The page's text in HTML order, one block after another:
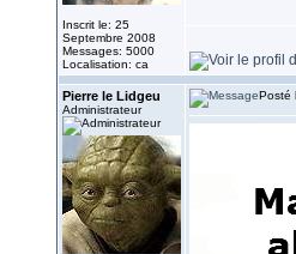
Inscrit le: 25
Septembre 2008
Messages: 5000
Localisation: ca
Pierre le Lidgeu
Administrateur
Posté